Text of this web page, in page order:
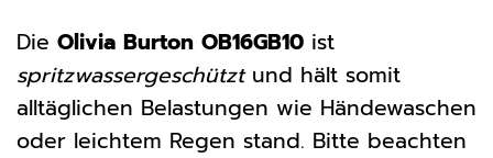
Die Olivia Burton OB16GB10 ist
spritzwassergeschütztund hält somit
alltäglichen Belastungen wie Händewaschen
oder leichtem Regen stand. Bitte beachten